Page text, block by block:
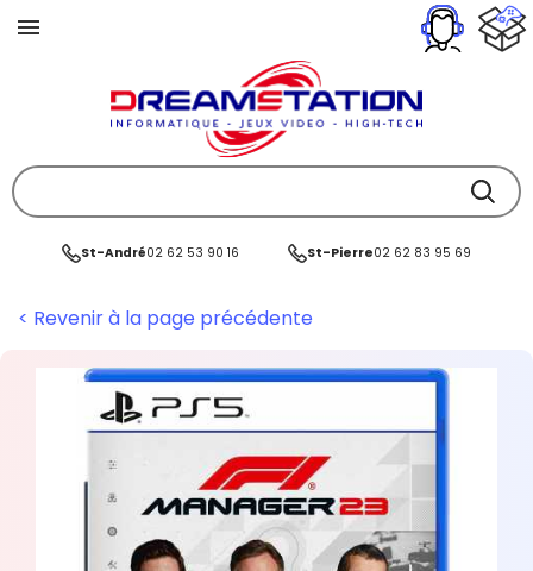
St-André02 62 53 90 16 St-Pierre02 62 83 95 69
< Revenir à la page précédente